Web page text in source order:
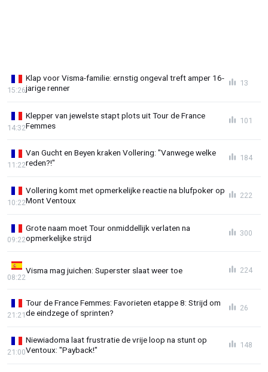
Klap voor Visma-familie: ernstig ongeval treft amper 16-
jarige renner
15:26
13
Klepper van jewelste stapt plots uit Tour de France
Femmes
14:32
101
Van Gucht en Beyen kraken Vollering: "Vanwege welke
reden?!"
11:22
184
Vollering komt met opmerkelijke reactie na blufpoker op
Mont Ventoux
10:22
222
Grote naam moet Tour onmiddellijk verlaten na
opmerkelijke strijd
09:22
300
Visma mag juichen: Superster slaat weer toe
08:22
224
Tour de France Femmes: Favorieten etappe 8: Strijd om
de eindzege of sprinten?
21:21
26
Niewiadoma laat frustratie de vrije loop na stunt op
Ventoux: "Payback!"
21:00
148